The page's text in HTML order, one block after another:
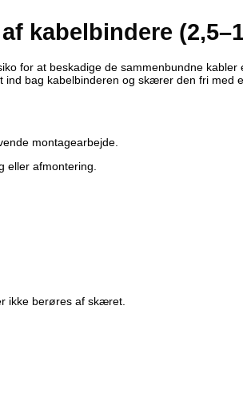
kabelbindere
for at beskadige de sammenbundne
ind bag kabelbinderen og skærer den fri med
montagearbejde.
eller afmontering.
ikke berøres af skæret.